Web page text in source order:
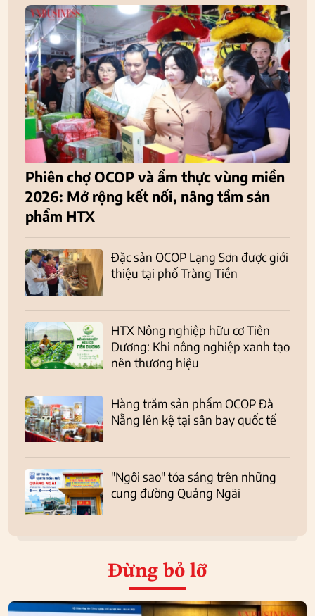
Phiên chợ OCOP và ẩm thực vùng miền
2026: Mở rộng kết nối, nâng tầm sản
phẩm HTX
Đặc sản OCOP Lạng Sơn được giới
thiệu tại phố Tràng Tiền
HTX Nông nghiệp hữu cơ Tiên
Dương: Khi nông nghiệp xanh tạo
nên thương hiệu
Hàng trăm sản phẩm OCOP Đà
Nẵng lên kệ tại sân bay quốc tế
"Ngôi sao" tỏa sáng trên những
cung đường Quảng Ngãi
Đừng bỏ lỡ